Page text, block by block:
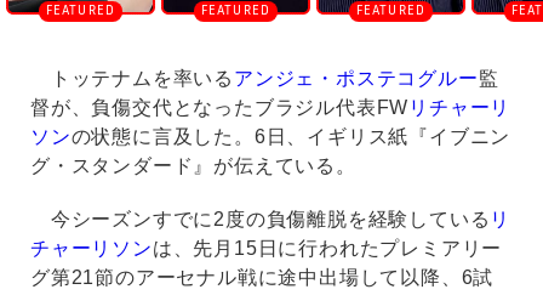
トッテナムを率いる アンジェ・ポステコグルー監
督が、負傷交代となったブラジル代表FW リチャーリ
ソンの状態に言及した。6日、イギリス紙『イブニン
グ・スタンダード』が伝えている。
今シーズンすでに2度の負傷離脱を経験している リ
チャーリソンは、先月15日に行われたプレミアリー
グ第21節のアーセナル戦に途中出場して以降、6試